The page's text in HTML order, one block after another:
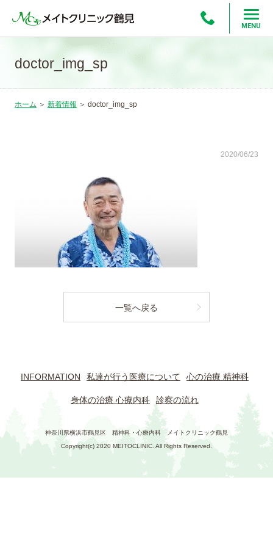
MENU
doctor_img_sp
ホーム ＞ 新着情報 ＞ doctor_img_sp
2020/06/23
一覧へ戻る
INFORMATION 私達が行う医療について 心の治療 精神科
身体の治療 心療内科 診察の流れ
神奈川県横浜市鶴見区 精神科・心療内科 メイトクリニック鶴見
Copyright(c) 2020 MEITOCLINIC. All Rights Reserved.